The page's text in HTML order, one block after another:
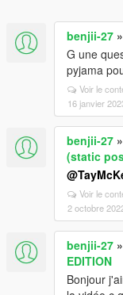
benjii-27 »
G une
pyjama
Voir le
16 janvier
benjii-27 »
(static
Voir le
2 octobre
benjii-27 »
EDITION
Bonjour